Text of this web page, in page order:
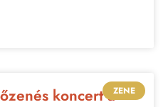
ZENE
koncert a